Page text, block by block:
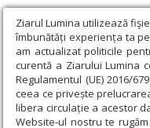
Ziarul Lumina utilizează
îmbunătăți experiența ta
am actualizat politicile
curentă a Ziarului Lumina
Regulamentul (UE) 2016/
ceea ce privește
libera circulație a acestor
Website-ul nostru te